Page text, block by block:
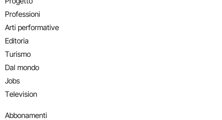
Professioni
Arti performative
Editoria
Turismo
Dal mondo
Jobs
Television
Abbonamenti